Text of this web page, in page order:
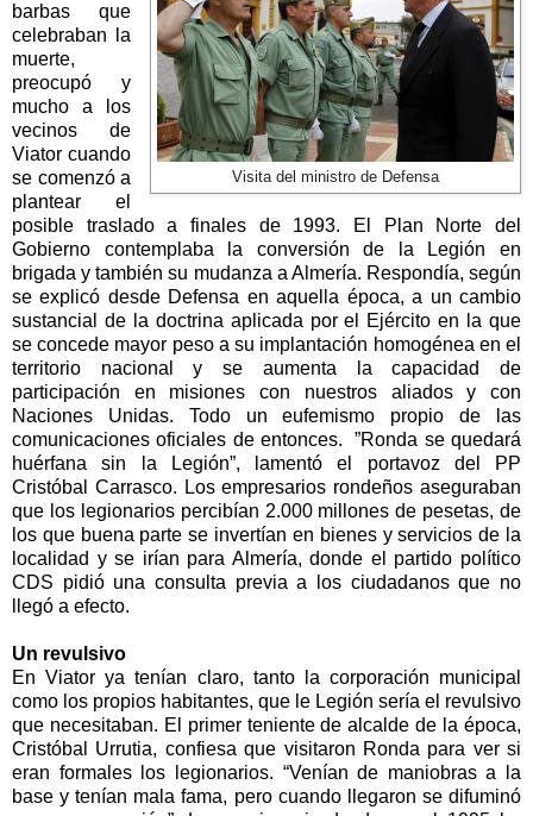
Visita del ministro de Defensa
barbas que
celebraban la
muerte,
preocupó y
mucho a los
vecinos de
Viator cuando
se comenzó a
plantear el
posible traslado a finales de 1993. El Plan Norte del
Gobierno contemplaba la conversión de
la Legión en
brigada y también su mudanza a Almería. Respondía, según
se explicó desde Defensa en aquella época, a un cambio
sustancial de la doctrina aplicada por el Ejército en la que
se concede mayor peso a su implantación homogénea en el
territorio nacional y se aumenta la capacidad de
participación en misiones con nuestros aliados y con
Naciones Unidas. Todo un eufemismo propio de las
comunicaciones oficiales de entonces. ”Ronda se quedará
huérfana sin
la Legión”, lamentó el portavoz del PP
Cristóbal Carrasco. Los empresarios rondeños aseguraban
que los legionarios percibían 2.000 millones de pesetas, de
los que buena parte se invertían en bienes y servicios de la
localidad y se irían para Almería, donde el partido político
CDS pidió una consulta previa a los ciudadanos que no
llegó a efecto.
Un revulsivo
En Viator ya tenían claro, tanto la corporación municipal
como los propios habitantes, que le Legión sería el revulsivo
que necesitaban. El primer teniente de alcalde de la época,
Cristóbal Urrutia, confiesa que visitaron Ronda para ver si
eran formales los legionarios. “Venían de maniobras a la
base y tenían mala fama, pero cuando llegaron se difuminó